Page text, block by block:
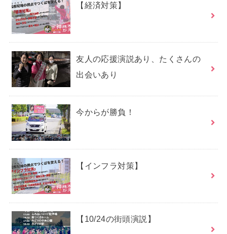
【経済対策】
友人の応援演説あり、たくさんの
出会いあり
今からが勝負！
【インフラ対策】
【10/24の街頭演説】